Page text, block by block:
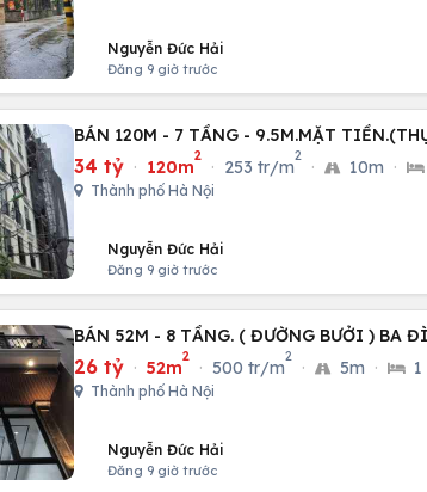
Nguyễn Đức Hải
Đăng 9 giờ trước
BÁN 120M - 7 TẦNG - 9.5M.MẶT
34 tỷ · 120m
2
· 253 tr/m
2
· 10m ·
Thành phố Hà Nội
Nguyễn Đức Hải
Đăng 9 giờ trước
BÁN 52M - 8 TẦNG. ( ĐƯỜNG BƯỞI ) BA
26 tỷ · 52m
2
· 500 tr/m
2
· 5m · 1
Thành phố Hà Nội
Nguyễn Đức Hải
Đăng 9 giờ trước